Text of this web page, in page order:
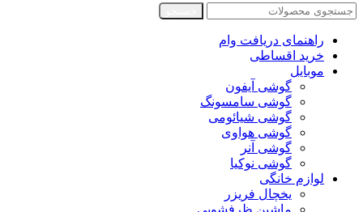
راهنمای دریافت وام
خرید اقساطی
موبایل
گوشی آیفون
گوشی سامسونگ
گوشی شیائومی
گوشی هواوی
گوشی آنر
گوشی نوکیا
لوازم خانگی
یخچال فریزر
ماشین ظرفشویی